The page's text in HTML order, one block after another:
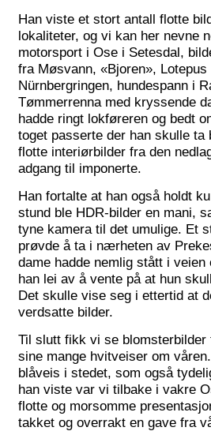
Han viste et stort antall flotte
lokaliteter, og vi kan her nevne
motorsport i Ose i Setesdal,
fra Møsvann, «Bjoren»,
Nürnbergringen, hundespann i
Tømmerrenna med kryssende
hadde ringt lokføreren og bedt
toget passerte der han skulle
flotte interiørbilder fra den
adgang til imponerte.
Han fortalte at han også holdt
stund ble HDR-bilder en mani,
tyne kamera til det umulige. Et
prøvde å ta i nærheten av
dame hadde nemlig stått i
han lei av å vente på at hun
Det skulle vise seg i ettertid at
verdsatte bilder.
Til slutt fikk vi se
sine mange hvitveiser om
blåveis i stedet, som også
han viste var vi tilbake i vakre
flotte og morsomme
takket og overrakt en gave fra